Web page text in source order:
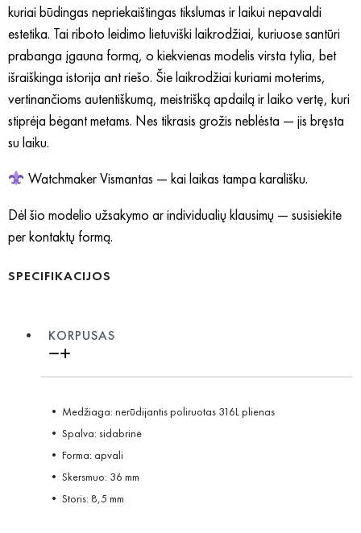
kuriai būdingas nepriekaištingas tikslumas ir laikui nepavaldi
estetika. Tai riboto leidimo lietuviški laikrodžiai, kuriuose santūri
prabanga įgauna formą, o kiekvienas modelis virsta tylia, bet
išraiškinga istorija ant riešo. Šie laikrodžiai kuriami moterims,
vertinančioms autentiškumą, meistrišką apdailą ir laiko vertę, kuri
stiprėja bėgant metams. Nes tikrasis grožis neblėsta — jis bręsta
su laiku.
Watchmaker Vismantas — kai laikas tampa karališku.
Dėl šio modelio užsakymo ar individualių klausimų — susisiekite
per kontaktų formą.
SPECIFIKACIJOS
KORPUSAS
• Medžiaga: nerūdijantis poliruotas 316L plienas
• Spalva: sidabrinė
• Forma: apvali
• Skersmuo: 36 mm
• Storis: 8,5 mm